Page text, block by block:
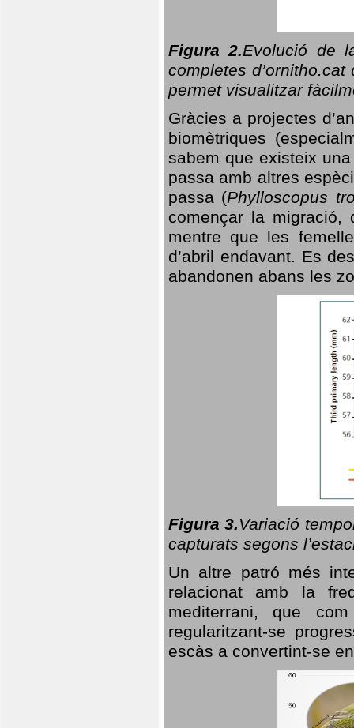
Figura 2.Evolució de
completes
permet visualitzar
Gràcies a projectes
biomètriques
sabem que existeix
passa amb altres
passa (Phylloscopus
començar la migració,
mentre que les
d’abril endavant. Es
abandonen abans les
Figura 3.Variació
capturats segons
Un altre patró més
relacionat amb la
mediterrani, que
regularitzant-se
escàs a convertint-se